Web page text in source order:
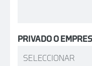
PRIVADO O